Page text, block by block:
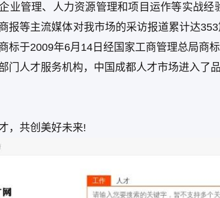
业管理、人力资源管理和项目运作等实战
报等主流媒体对我市场的采访报道累计达
标于2009年6月14日经国家工商管理总局商
门人才服务机构，中国成都人才市场进入了
，共创美好未来!